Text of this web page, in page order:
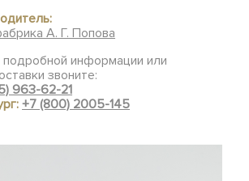
А. Г. Попова
информации или
звоните:
963-62-21
+7 (800) 2005-145